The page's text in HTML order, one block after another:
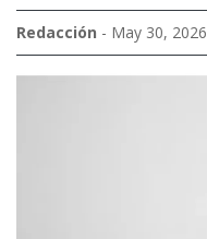
Redacción - May 30, 2026